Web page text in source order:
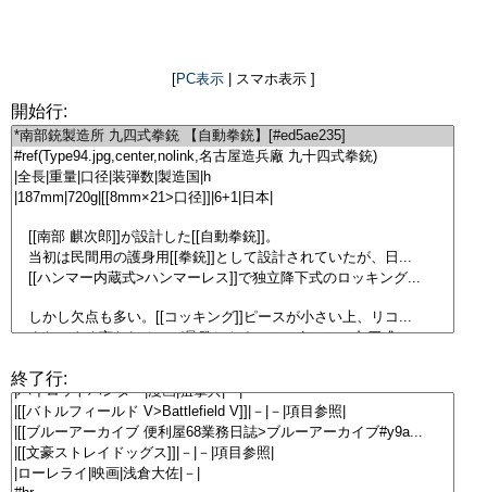
[PC表示 | スマホ表示 ]
開始行:
終了行: